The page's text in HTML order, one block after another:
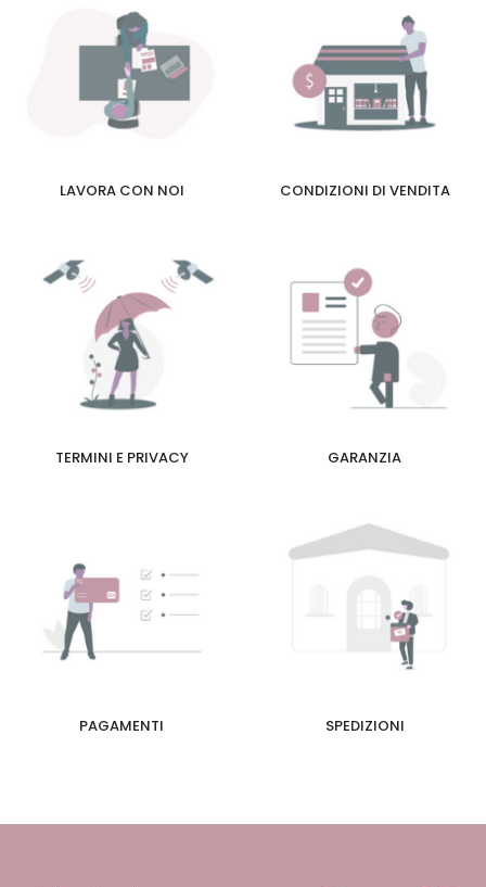
LAVORA CON NOI CONDIZIONI DI VENDITA
TERMINI E PRIVACY GARANZIA
PAGAMENTI SPEDIZIONI